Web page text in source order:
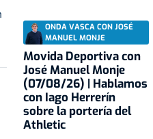
ONDA VASCA CON JOSÉ
MANUEL MONJE
Movida Deportiva con
José Manuel Monje
(07/08/26) | Hablamos
con Iago Herrerín
sobre la portería del
Athletic